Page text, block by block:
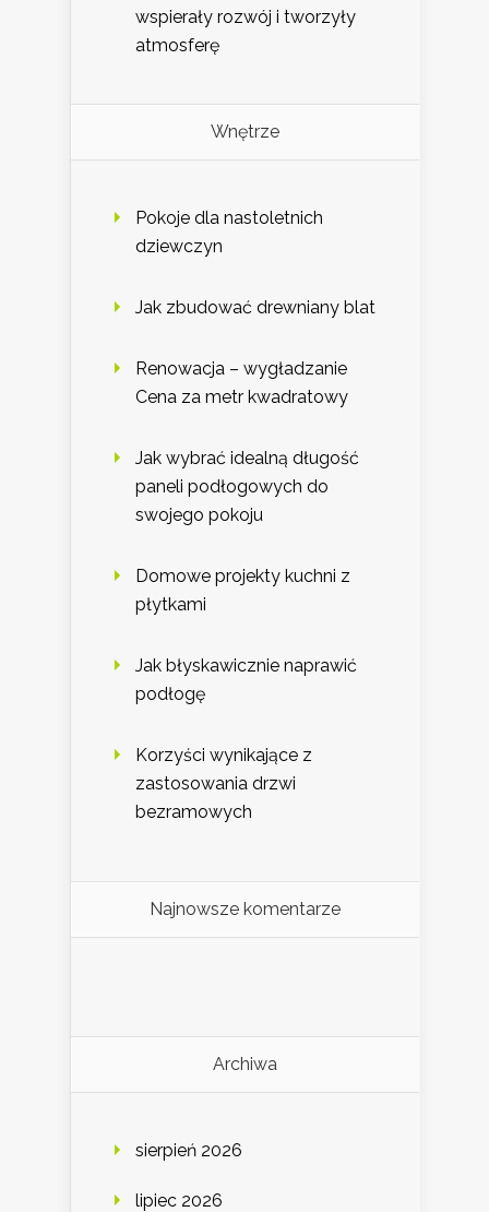
wspierały rozwój i tworzyły
atmosferę
Wnętrze
Pokoje dla nastoletnich
dziewczyn
Jak zbudować drewniany blat
Renowacja – wygładzanie
Cena za metr kwadratowy
Jak wybrać idealną długość
paneli podłogowych do
swojego pokoju
Domowe projekty kuchni z
płytkami
Jak błyskawicznie naprawić
podłogę
Korzyści wynikające z
zastosowania drzwi
bezramowych
Najnowsze komentarze
Archiwa
sierpień 2026
lipiec 2026